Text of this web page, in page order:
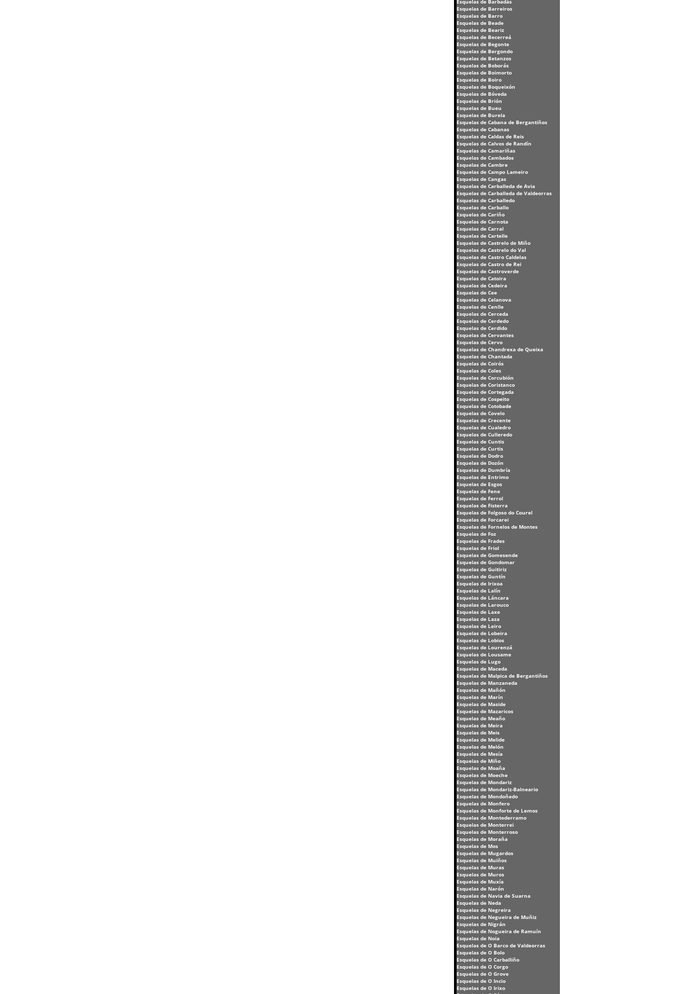
Esquelas de Barbadás
Esquelas de Barreiros
Esquelas de Barro
Esquelas de Beade
Esquelas de Beariz
Esquelas de Becerreá
Esquelas de Begonte
Esquelas de Bergondo
Esquelas de Betanzos
Esquelas de Boborás
Esquelas de Boimorto
Esquelas de Boiro
Esquelas de Boqueixón
Esquelas de Bóveda
Esquelas de Brión
Esquelas de Bueu
Esquelas de Burela
Esquelas de Cabana de Bergantiños
Esquelas de Cabanas
Esquelas de Caldas de Reis
Esquelas de Calvos de Randín
Esquelas de Camariñas
Esquelas de Cambados
Esquelas de Cambre
Esquelas de Campo Lameiro
Esquelas de Cangas
Esquelas de Carballeda de Avia
Esquelas de Carballeda de Valdeorras
Esquelas de Carballedo
Esquelas de Carballo
Esquelas de Cariño
Esquelas de Carnota
Esquelas de Carral
Esquelas de Cartelle
Esquelas de Castrelo de Miño
Esquelas de Castrelo do Val
Esquelas de Castro Caldelas
Esquelas de Castro de Rei
Esquelas de Castroverde
Esquelas de Catoira
Esquelas de Cedeira
Esquelas de Cee
Esquelas de Celanova
Esquelas de Cenlle
Esquelas de Cerceda
Esquelas de Cerdedo
Esquelas de Cerdido
Esquelas de Cervantes
Esquelas de Cervo
Esquelas de Chandrexa de Queixa
Esquelas de Chantada
Esquelas de Coirós
Esquelas de Coles
Esquelas de Corcubión
Esquelas de Coristanco
Esquelas de Cortegada
Esquelas de Cospeito
Esquelas de Cotobade
Esquelas de Covelo
Esquelas de Crecente
Esquelas de Cualedro
Esquelas de Culleredo
Esquelas de Cuntis
Esquelas de Curtis
Esquelas de Dodro
Esquelas de Dozón
Esquelas de Dumbría
Esquelas de Entrimo
Esquelas de Esgos
Esquelas de Fene
Esquelas de Ferrol
Esquelas de Fisterra
Esquelas de Folgoso do Courel
Esquelas de Forcarei
Esquelas de Fornelos de Montes
Esquelas de Foz
Esquelas de Frades
Esquelas de Friol
Esquelas de Gomesende
Esquelas de Gondomar
Esquelas de Guitiriz
Esquelas de Guntín
Esquelas de Irixoa
Esquelas de Lalín
Esquelas de Láncara
Esquelas de Larouco
Esquelas de Laxe
Esquelas de Laza
Esquelas de Leiro
Esquelas de Lobeira
Esquelas de Lobios
Esquelas de Lourenzá
Esquelas de Lousame
Esquelas de Lugo
Esquelas de Maceda
Esquelas de Malpica de Bergantiños
Esquelas de Manzaneda
Esquelas de Mañón
Esquelas de Marín
Esquelas de Maside
Esquelas de Mazaricos
Esquelas de Meaño
Esquelas de Meira
Esquelas de Meis
Esquelas de Melide
Esquelas de Melón
Esquelas de Mesía
Esquelas de Miño
Esquelas de Moaña
Esquelas de Moeche
Esquelas de Mondariz
Esquelas de Mondariz-Balneario
Esquelas de Mondoñedo
Esquelas de Monfero
Esquelas de Monforte de Lemos
Esquelas de Montederramo
Esquelas de Monterrei
Esquelas de Monterroso
Esquelas de Moraña
Esquelas de Mos
Esquelas de Mugardos
Esquelas de Muiños
Esquelas de Muras
Esquelas de Muros
Esquelas de Muxía
Esquelas de Narón
Esquelas de Navia de Suarna
Esquelas de Neda
Esquelas de Negreira
Esquelas de Negueira de Muñiz
Esquelas de Nigrán
Esquelas de Nogueira de Ramuín
Esquelas de Noia
Esquelas de O Barco de Valdeorras
Esquelas de O Bolo
Esquelas de O Carballiño
Esquelas de O Corgo
Esquelas de O Grove
Esquelas de O Incio
Esquelas de O Irixo